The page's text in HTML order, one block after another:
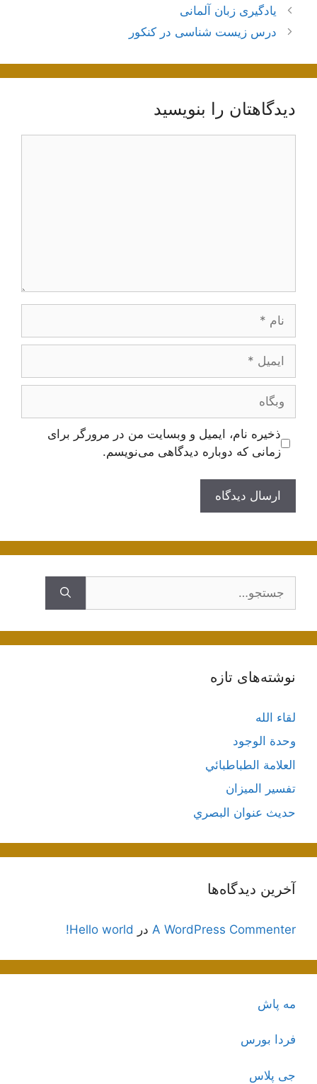
ناوبری
نوشته‌ها
یادگیری زبان آلمانی
درس زیست شناسی در کنکور
دیدگاهتان را بنویسید
ایمیل
وبگاه
ذخیره نام، ایمیل و وبسایت من در مرورگر برای
زمانی که دوباره دیدگاهی می‌نویسم.
نوشته‌های تازه
لقاء الله
وحدة الوجود
العلامة الطباطبائي
تفسير الميزان
حديث عنوان البصري
آخرین دیدگاه‌ها
A WordPress Commenter در Hello world!
مه پاش
فردا بورس
جی پلاس